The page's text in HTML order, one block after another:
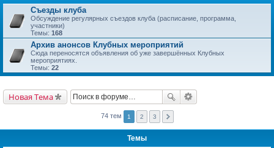
Съезды клуба
Обсуждение регулярных съездов клуба (расписание, программа,
участники)
Темы: 168
Архив анонсов Клубных мероприятий
Сюда переносятся объявления об уже завершённых Клубных
мероприятиях.
Темы: 22
Новая Тема
74 тем 1 2 3
Темы